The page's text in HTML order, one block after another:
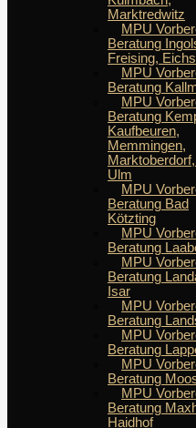
Marktredwitz
MPU
Beratung
Freising,
MPU
Beratung
MPU
Beratung
Kaufbeuren,
Memmingen,
Ulm
MPU
Beratung Bad
Kötzting
MPU
Beratung
MPU
Beratung
Isar
MPU
Beratung
MPU
Beratung
MPU
Beratung
MPU
Beratung
Haidhof